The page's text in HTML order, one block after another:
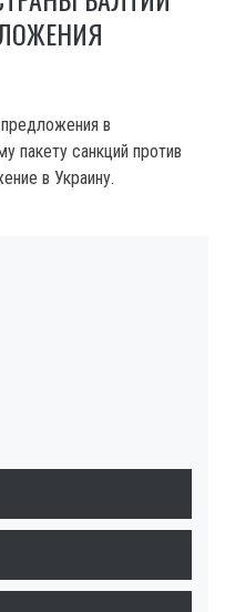
в
пакету санкций против
в Украину.